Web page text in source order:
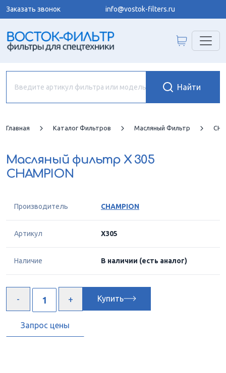
Заказать звонок info@vostok-filters.ru
Главная Каталог Фильтров Масляный Фильтр
Масляный фильтр X 305
CHAMPION
Производитель CHAMPION
Артикул X305
Наличие В наличии (есть аналог)
Купить
Запрос цены